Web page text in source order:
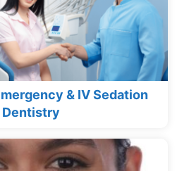
& IV Sedation
Dentistry